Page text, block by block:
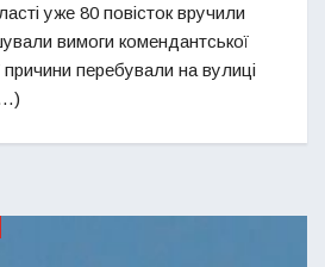
уже 80 повісток вручили
вимоги комендантської
причини перебували на вулиці